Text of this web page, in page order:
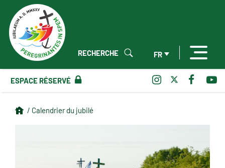
FR
RECHERCHE
ESPACE RÉSERVÉ
/ Calendrier du jubilé